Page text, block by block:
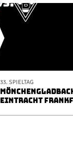
33. SPIELTAG
EINTRACHT